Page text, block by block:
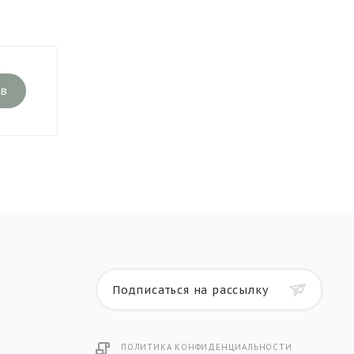
Подписаться на рассылку
ПОЛИТИКА КОНФИДЕНЦИАЛЬНОСТИ